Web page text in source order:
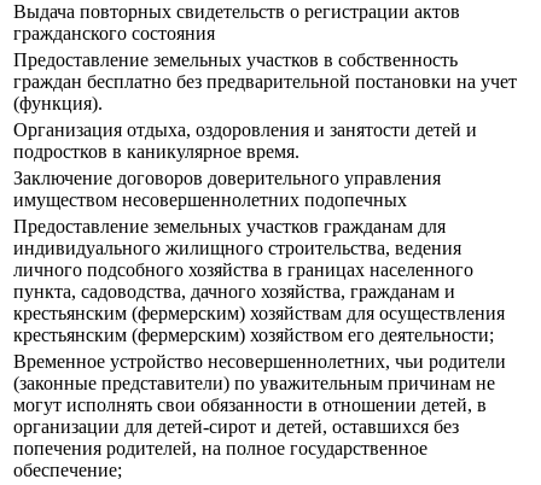
Выдача повторных свидетельств о регистрации актов
гражданского состояния
Предоставление земельных участков в собственность
граждан бесплатно без предварительной постановки на учет
(функция).
Организация отдыха, оздоровления и занятости детей и
подростков в каникулярное время.
Заключение договоров доверительного управления
имуществом несовершеннолетних подопечных
Предоставление земельных участков гражданам для
индивидуального жилищного строительства, ведения
личного подсобного хозяйства в границах населенного
пункта, садоводства, дачного хозяйства, гражданам и
крестьянским (фермерским) хозяйствам для осуществления
крестьянским (фермерским) хозяйством его деятельности;
Временное устройство несовершеннолетних, чьи родители
(законные представители) по уважительным причинам не
могут исполнять свои обязанности в отношении детей, в
организации для детей-сирот и детей, оставшихся без
попечения родителей, на полное государственное
обеспечение;